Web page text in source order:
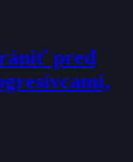
pred